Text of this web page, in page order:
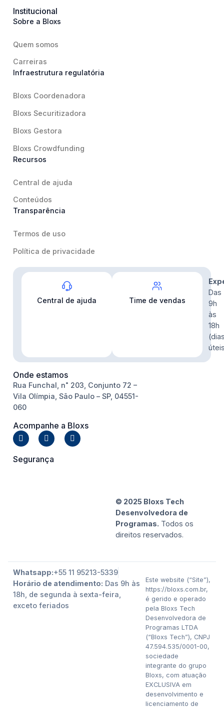
Institucional
Sobre a Bloxs
Quem somos
Carreiras
Infraestrutura regulatória
Bloxs Coordenadora
Bloxs Securitizadora
Bloxs Gestora
Bloxs Crowdfunding
Recursos
Central de ajuda
Conteúdos
Transparência
Termos de uso
Política de privacidade
Central de ajuda Time de vendas
Das
9h
às
18h
Onde estamos
Rua Funchal, n˚ 203, Conjunto 72 –
Vila Olímpia, São Paulo – SP, 04551-
060
Acompanhe a Bloxs
Segurança
© 2025 Bloxs Tech
Desenvolvedora de
Programas. Todos os
direitos reservados.
Whatsapp:+55 11 95213-5339
Horário de atendimento: Das 9h às
18h, de segunda à sexta-feira,
exceto feriados
Este website (“Site”),
https://bloxs.com.br,
é gerido e operado
pela Bloxs Tech
Desenvolvedora de
Programas LTDA
(“Bloxs Tech”), CNPJ
47.594.535/0001-00,
sociedade
integrante do grupo
Bloxs, com atuação
EXCLUSIVA em
desenvolvimento e
licenciamento de